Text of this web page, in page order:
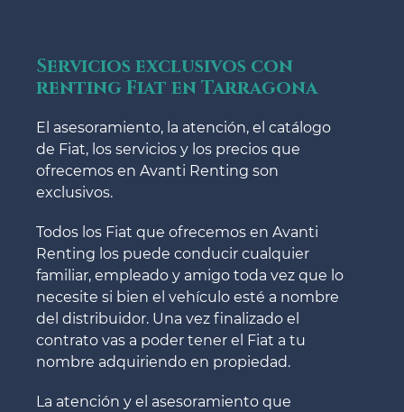
Servicios exclusivos con
renting Fiat en Tarragona
El asesoramiento, la atención, el catálogo
de Fiat, los servicios y los precios que
ofrecemos en Avanti Renting son
exclusivos.
Todos los Fiat que ofrecemos en Avanti
Renting los puede conducir cualquier
familiar, empleado y amigo toda vez que lo
necesite si bien el vehículo esté a nombre
del distribuidor. Una vez finalizado el
contrato vas a poder tener el Fiat a tu
nombre adquiriendo en propiedad.
La atención y el asesoramiento que